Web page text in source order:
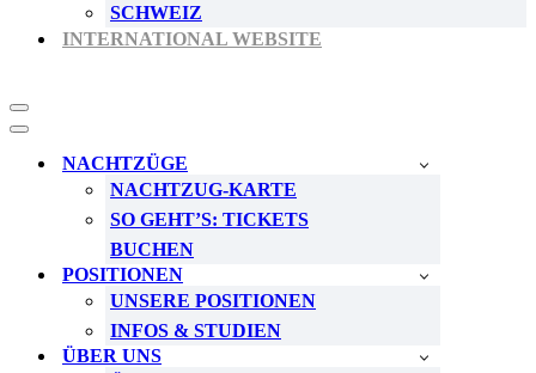
SCHWEIZ
INTERNATIONAL WEBSITE
Navigationsmenü
Navigationsmenü
NACHTZÜGE
NACHTZUG-KARTE
SO GEHT’S: TICKETS
BUCHEN
POSITIONEN
UNSERE POSITIONEN
INFOS & STUDIEN
ÜBER UNS